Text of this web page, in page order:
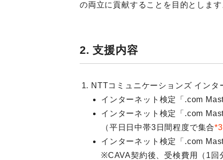
の両立に貢献することを目的としま
2. 支援内容
NTTコミュニケーションズ イン
インターネット検定「.com
インターネット検定「.com
（平日日中帯3日間程度で集合*3
インターネット検定「.com
※CAVA契約後、受検費用（1回